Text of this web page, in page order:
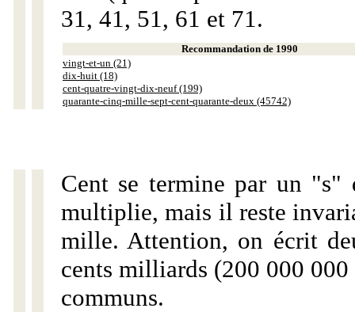
31, 41, 51, 61 et 71.
Recommandation de 1990
vingt-et-un (21)
dix-huit (18)
cent-quatre-vingt-dix-neuf (199)
quarante-cinq-mille-sept-cent-quarante-deux (45742)
Cent se termine par un "s"
multiplie, mais il reste
mille. Attention, on écrit
cents milliards (200 000
communs.